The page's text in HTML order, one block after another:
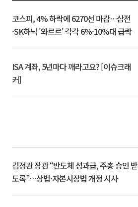
코스피, 4% 하락에 6270선 마감…삼전
·SK하닉 '와르르' 각각 6%·10%대 급락
ISA 계좌, 5년마다 깨라고요? [이슈크래
커]
김정관 장관 “반도체 성과급, 주총 승인 받
도록”…상법·자본시장법 개정 시사